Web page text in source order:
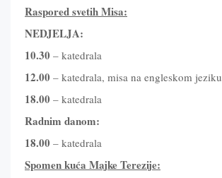
Rasporedsvetih Misa:
NEDJELJA:
10.30 – katedrala
12.00 – katedrala, misa na engleskom jeziku
18.00 – katedrala
Radnim danom:
18.00 – katedrala
Spomen kuća Majke Terezije: